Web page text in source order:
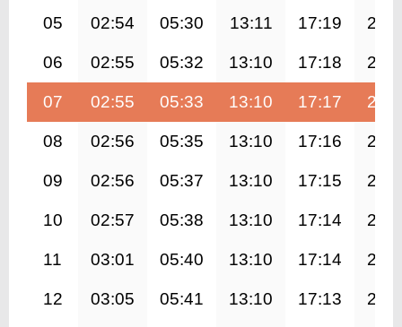
05 02:54 05:30 13:11 17:19
06 02:55 05:32 13:10 17:18
07 02:55 05:33 13:10 17:17
08 02:56 05:35 13:10 17:16
09 02:56 05:37 13:10 17:15
10 02:57 05:38 13:10 17:14
11 03:01 05:40 13:10 17:14
12 03:05 05:41 13:10 17:13